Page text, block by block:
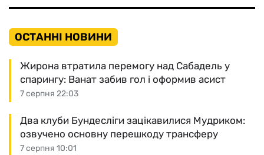
ОСТАННІ НОВИНИ
7 серпня 22:03
Жирона втратила перемогу над Сабадель у
спарингу: Ванат забив гол і оформив асист
7 серпня 10:01
Два клуби Бундесліги зацікавилися Мудриком:
озвучено основну перешкоду трансферу